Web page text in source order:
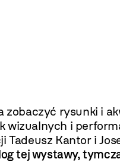
zobaczyć rysunki i
i
Tadeusz Kantor i
tej wystawy,